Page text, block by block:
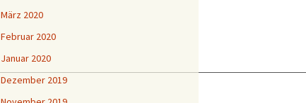
März 2020
Februar 2020
Januar 2020
Dezember 2019